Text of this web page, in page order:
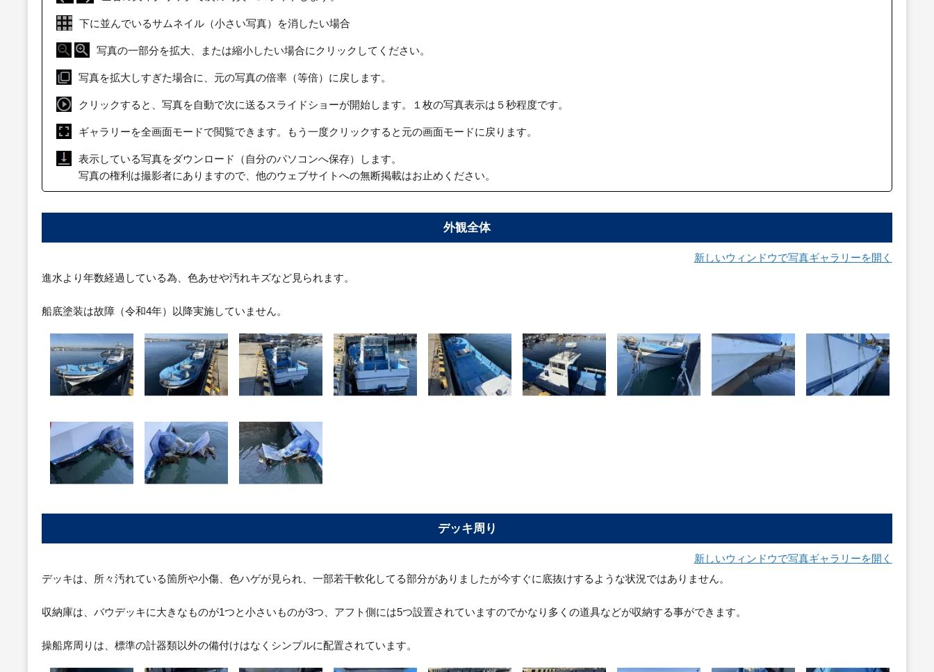
下に並んでいるサムネイル（小さい写真）を消したい場合
写真の一部分を拡大、または縮小したい場合にクリックしてください。
写真を拡大しすぎた場合に、元の写真の倍率（等倍）に戻します。
クリックすると、写真を自動で次に送るスライドショーが開始します。１枚の写真表示は５秒程度です。
ギャラリーを全画面モードで閲覧できます。もう一度クリックすると元の画面モードに戻ります。
表示している写真をダウンロード（自分のパソコンへ保存）します。
写真の権利は撮影者にありますので、他のウェブサイトへの無断掲載はお止めください。
外観全体
新しいウィンドウで写真ギャラリーを開く
進水より年数経過している為、色あせや汚れキズなど見られます。
船底塗装は故障（令和4年）以降実施していません。
デッキ周り
新しいウィンドウで写真ギャラリーを開く
デッキは、所々汚れている箇所や小傷、色ハゲが見られ、一部若干軟化してる部分がありましたが今すぐに底抜けするような状況ではありません。
収納庫は、バウデッキに大きなものが1つと小さいものが3つ、アフト側には5つ設置されていますのでかなり多くの道具などが収納する事ができます。
操船席周りは、標準の計器類以外の備付けはなくシンプルに配置されています。